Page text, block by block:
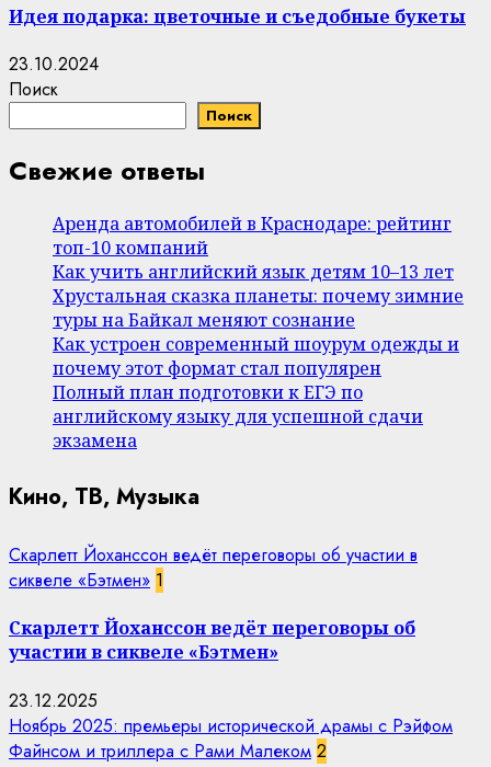
Идея подарка: цветочные и съедобные букеты
23.10.2024
Поиск
Поиск
Свежие ответы
Аренда автомобилей в Краснодаре: рейтинг
топ-10 компаний
Как учить английский язык детям 10–13 лет
Хрустальная сказка планеты: почему зимние
туры на Байкал меняют сознание
Как устроен современный шоурум одежды и
почему этот формат стал популярен
Полный план подготовки к ЕГЭ по
английскому языку для успешной сдачи
экзамена
Кино, ТВ, Музыка
Скарлетт Йоханссон ведёт переговоры об участии в
сиквеле «Бэтмен» 1
Скарлетт Йоханссон ведёт переговоры об
участии в сиквеле «Бэтмен»
23.12.2025
Ноябрь 2025: премьеры исторической драмы с Рэйфом
Файнсом и триллера с Рами Малеком 2